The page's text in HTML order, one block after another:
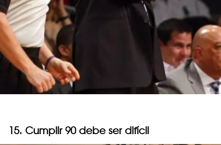
15. Cumplir 90 debe ser difícil